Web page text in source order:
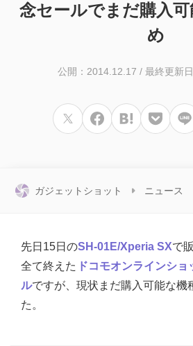
念セールでまだ購入可
め
公開：2014.12.17 / 最終更新
ガジェットショット ニュース
先日15日のSH-01E/Xperia SXで
全て終えた ドコモオンラインシ
ルですが、現状まだ購入可能な機
た。